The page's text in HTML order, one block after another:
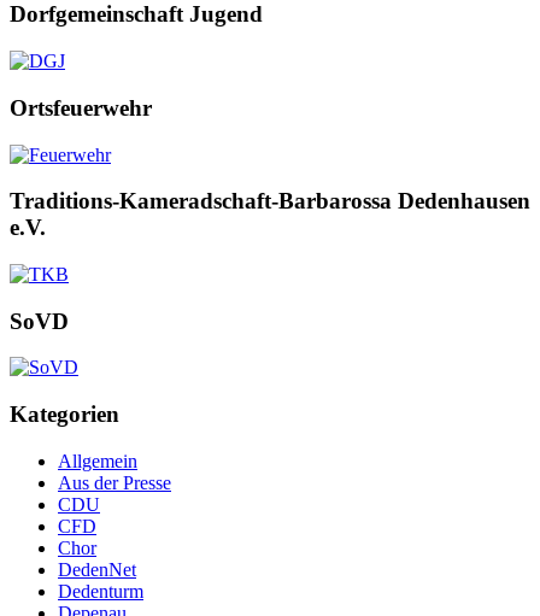
Dorfgemeinschaft Jugend
Ortsfeuerwehr
Traditions-Kameradschaft-Barbarossa Dedenhausen
e.V.
SoVD
Kategorien
Allgemein
Aus der Presse
CDU
CFD
Chor
DedenNet
Dedenturm